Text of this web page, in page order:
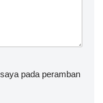
pada peramban